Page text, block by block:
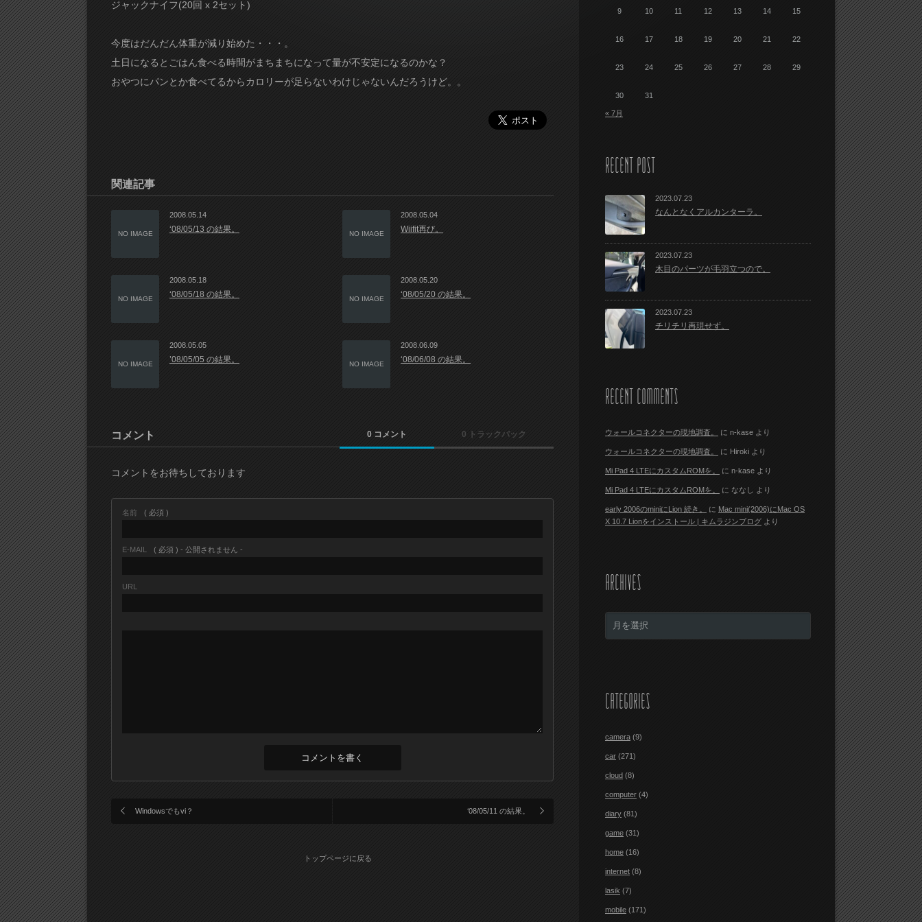
ジャックナイフ(20回 x 2セット)
今度はだんだん体重が減り始めた・・・。
土日になるとごはん食べる時間がまちまちになって量が不安定になるのかな？
おやつにパンとか食べてるからカロリーが足らないわけじゃないんだろうけど。。
関連記事
NO IMAGE
2008.05.14
‘08/05/13 の結果。 NO IMAGE
2008.05.04
Wiifit再び。
NO IMAGE
2008.05.18
‘08/05/18 の結果。 NO IMAGE
2008.05.20
‘08/05/20 の結果。
NO IMAGE
2008.05.05
’08/05/05 の結果。 NO IMAGE
2008.06.09
‘08/06/08 の結果。
コメント 0 コメント 0 トラックバック
コメントをお待ちしております
名前 ( 必須 )
E-MAIL ( 必須 ) - 公開されません -
URL
Windowsでもvi？ ‘08/05/11 の結果。
トップページに戻る
9 10 11 12 13 14 15
16 17 18 19 20 21 22
23 24 25 26 27 28 29
30 31
« 7月
RECENT POST
2023.07.23
なんとなくアルカンターラ。
2023.07.23
木目のパーツが毛羽立つので。
2023.07.23
チリチリ再現せず。
RECENT COMMENTS
ウォールコネクターの現地調査。 に n-kase より
ウォールコネクターの現地調査。 に Hiroki より
Mi Pad 4 LTEにカスタムROMを。 に n-kase より
Mi Pad 4 LTEにカスタムROMを。 に ななし より
early 2006のminiにLion 続き。 に Mac mini(2006)にMac OS
X 10.7 Lionをインストール | キムラジンブログ より
ARCHIVES
CATEGORIES
camera (9)
car (271)
cloud (8)
computer (4)
diary (81)
game (31)
home (16)
internet (8)
lasik (7)
mobile (171)